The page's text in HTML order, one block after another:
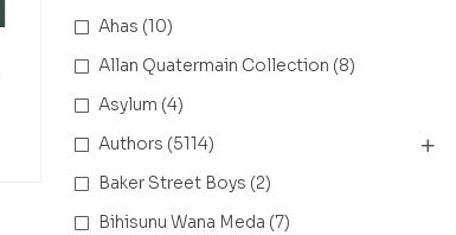
Ahas (10)
Allan Quatermain Collection (8)
Asylum (4)
Authors (5114)
Baker Street Boys (2)
Bihisunu Wana Meda (7)